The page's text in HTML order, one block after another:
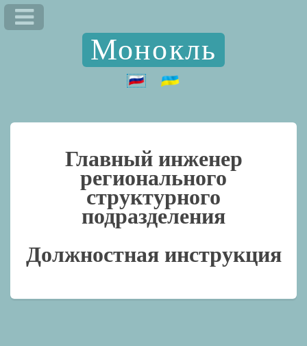
Монокль
Главный инженер
регионального
структурного
подразделения
Должностная инструкция